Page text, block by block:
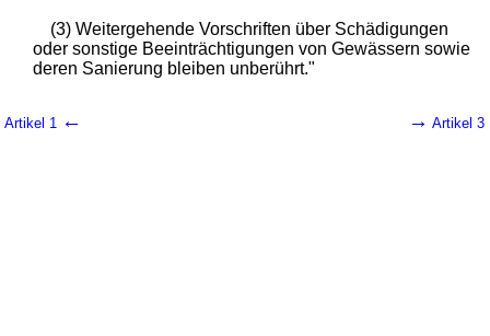
(3) Weitergehende Vorschriften über Schädigungen
oder sonstige Beeinträchtigungen von Gewässern sowie
deren Sanierung bleiben unberührt."
Artikel 1 ← → Artikel 3